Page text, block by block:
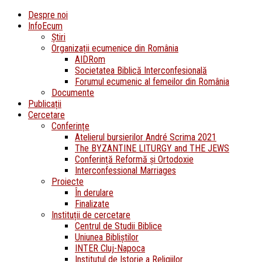
Despre noi
InfoEcum
Știri
Organizații ecumenice din România
AIDRom
Societatea Biblică Interconfesională
Forumul ecumenic al femeilor din România
Documente
Publicații
Cercetare
Conferințe
Atelierul bursierilor André Scrima 2021
The BYZANTINE LITURGY and THE JEWS
Conferință Reformă și Ortodoxie
Interconfessional Marriages
Proiecte
În derulare
Finalizate
Instituții de cercetare
Centrul de Studii Biblice
Uniunea Bibliștilor
INTER Cluj-Napoca
Institutul de Istorie a Religiilor